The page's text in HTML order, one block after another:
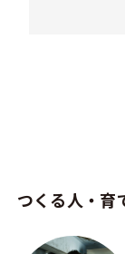
つくる人・育